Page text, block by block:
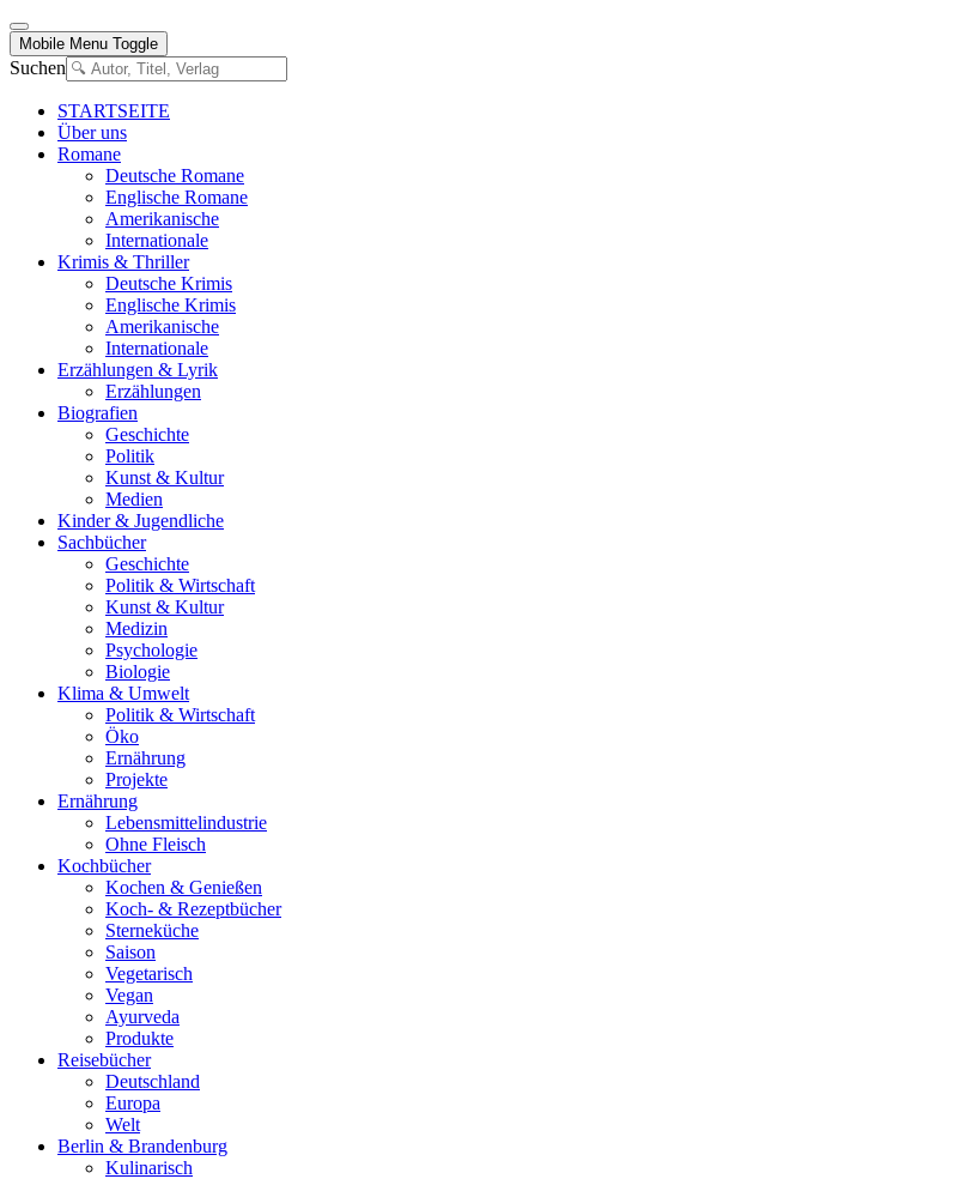
Mobile Menu Toggle
Suchen
STARTSEITE
Über uns
Romane
Deutsche Romane
Englische Romane
Amerikanische
Internationale
Krimis & Thriller
Deutsche Krimis
Englische Krimis
Amerikanische
Internationale
Erzählungen & Lyrik
Erzählungen
Biografien
Geschichte
Politik
Kunst & Kultur
Medien
Kinder & Jugendliche
Sachbücher
Geschichte
Politik & Wirtschaft
Kunst & Kultur
Medizin
Psychologie
Biologie
Klima & Umwelt
Politik & Wirtschaft
Öko
Ernährung
Projekte
Ernährung
Lebensmittelindustrie
Ohne Fleisch
Kochbücher
Kochen & Genießen
Koch- & Rezeptbücher
Sterneküche
Saison
Vegetarisch
Vegan
Ayurveda
Produkte
Reisebücher
Deutschland
Europa
Welt
Berlin & Brandenburg
Kulinarisch